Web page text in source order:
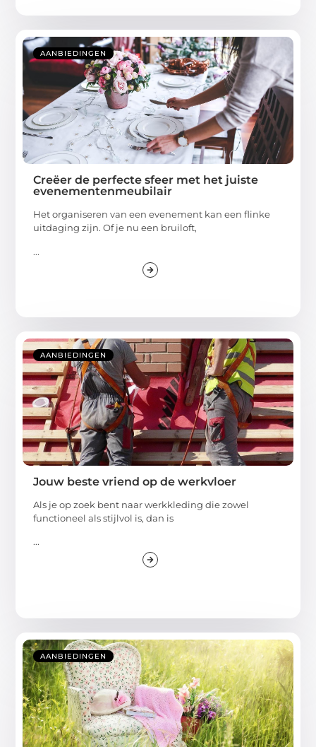
AANBIEDINGEN
Creëer de perfecte sfeer met het juiste
evenementenmeubilair
Het organiseren van een evenement kan een flinke
uitdaging zijn. Of je nu een bruiloft,
...
AANBIEDINGEN
Jouw beste vriend op de werkvloer
Als je op zoek bent naar werkkleding die zowel
functioneel als stijlvol is, dan is
...
AANBIEDINGEN